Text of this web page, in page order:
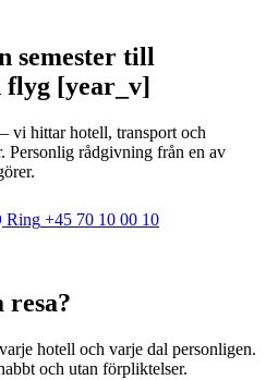
semester till
flyg [year_v]
vi hittar hotell, transport och
Personlig rådgivning från en av
Ring +45 70 10 00 10
resa?
hotell och varje dal personligen.
och utan förpliktelser.